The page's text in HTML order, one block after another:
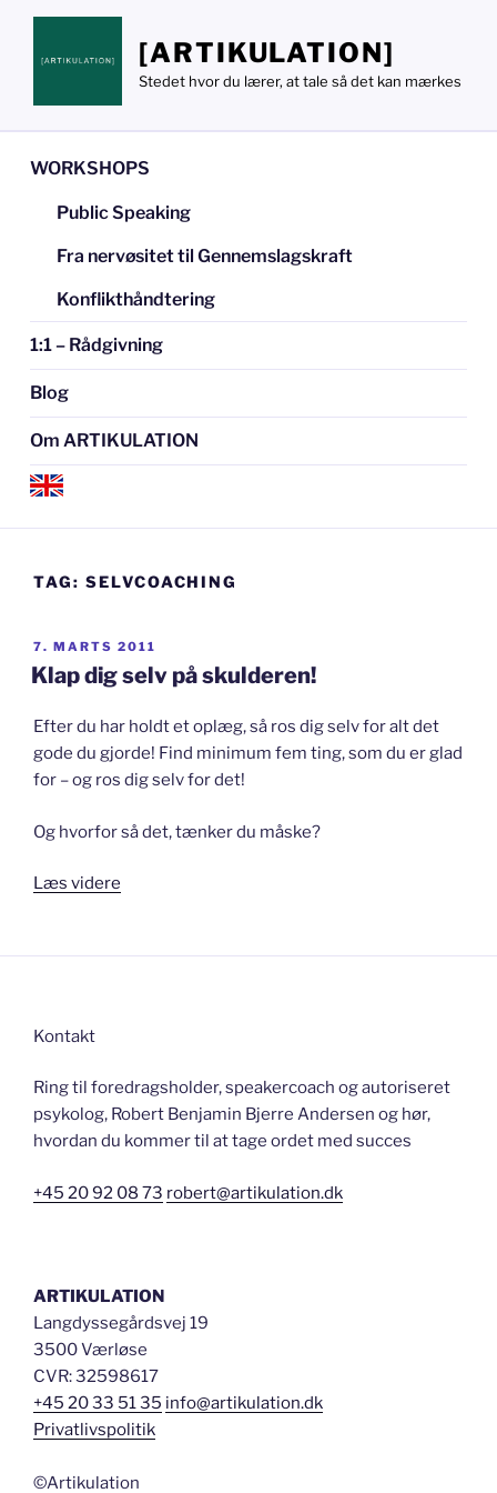
Videre
indhold
[ARTIKULATION]
Stedet hvor du lærer, at tale så det kan mærkes
WORKSHOPS
Public Speaking
Fra nervøsitet til Gennemslagskraft
Konflikthåndtering
1:1 – Rådgivning
Blog
Om ARTIKULATION
TAG: SELVCOACHING
UDGIVET
DEN
7. MARTS 2011
Klap dig selv på skulderen!
Efter du har holdt et oplæg, så ros dig selv for alt det
gode du gjorde! Find minimum fem ting, som du er glad
for – og ros dig selv for det!
Og hvorfor så det, tænker du måske?
Læs videre
på
Kontakt
Ring til foredragsholder, speakercoach og autoriseret
psykolog, Robert Benjamin Bjerre Andersen og hør,
hvordan du kommer til at tage ordet med succes
+45 20 92 08 73 robert@artikulation.dk
ARTIKULATION
Langdyssegårdsvej 19
3500 Værløse
CVR: 32598617
+45 20 33 51 35 info@artikulation.dk
Privatlivspolitik
©Artikulation